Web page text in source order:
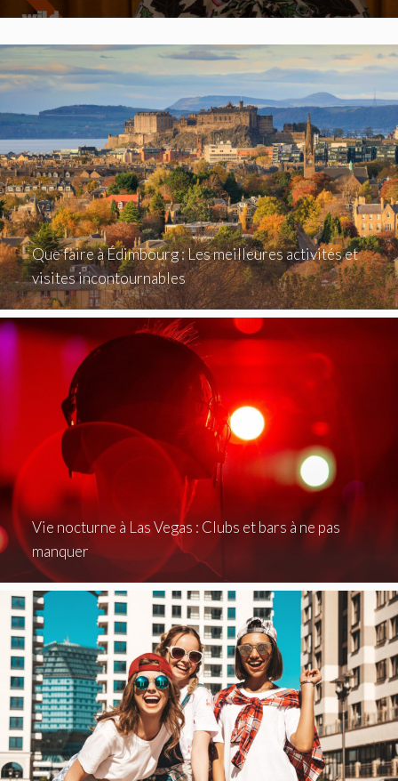
Que faire à Édimbourg : Les meilleures activités et
visites incontournables
Vie nocturne à Las Vegas : Clubs et bars à ne pas
manquer